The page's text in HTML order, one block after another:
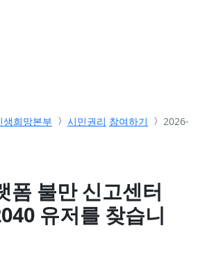
생희망본부 시민권리 참여하기
2026-
폼 불만 신고센터
유저를 찾습니